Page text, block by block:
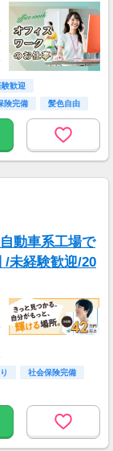
歓迎
険完備 髪色自由
動車系工場で
/未経験歓迎/20
社会保険完備